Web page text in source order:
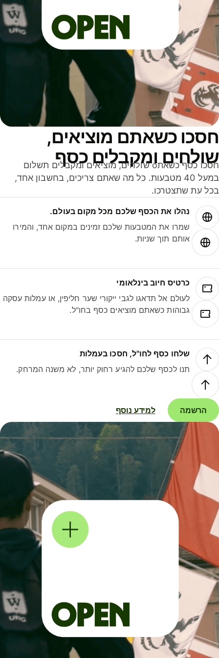
כשאתם מוציאים,
ומקבלים כסף
חסכו כסף כשאתo שולחים, מוציאים ומקבלים תשלום
במעל 40 מטבעות. כל מה שאתם צריכים, בחשבון אחד,
עת שתצטרכו.
נהלו את הכסף שלכם מכל מקום בעולם.
שמרו את המטבעות שלכם זמינים במקום אחד, והמירו
אותם תוך שניות.
כרטיס חיוב בינלאומי
לעולם אל תדאגו לגבי ייקורי שער חליפין, או עמלות עסקה
גבוהות כשאתם מוציאים כסף בחו"ל.
שלחו כסף לחו"ל, חסכו בעמלות
תנו לכסף שלכם להגיע רחוק יותר, לא משנה המרחק.
הרשמה למידע נוסף